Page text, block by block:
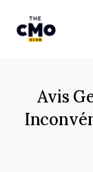
Avis